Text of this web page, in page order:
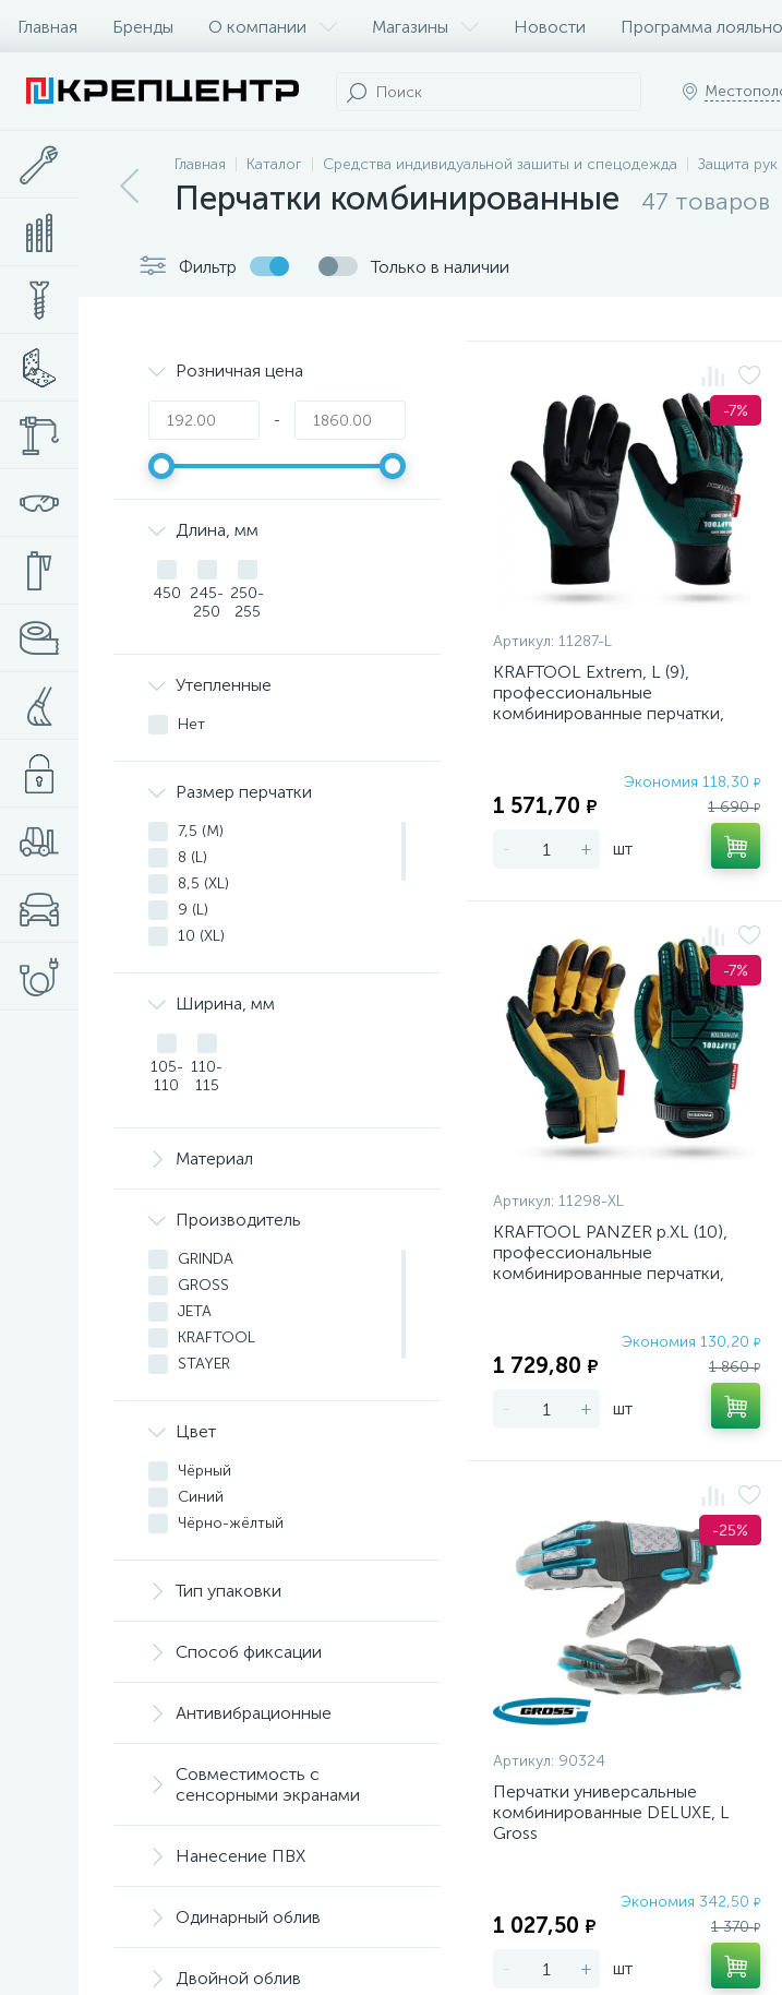
Главная Бренды О компании Магазины Новости Программа
Главная Каталог Средства индивидуальной зашиты и спецодежда Защита рук
Перчатки комбинированные 47 товаров
Фильтр Только в наличии
Розничная цена
-
Длина, мм
450 245-
250
250-
255
Утепленные
Нет
Размер перчатки
7,5 (M)
8 (L)
8,5 (XL)
9 (L)
10 (XL)
М
M
Ширина, мм
105-
110
110-
115
Материал
Производитель
GRINDA
GROSS
JETA
KRAFTOOL
STAYER
Цвет
Чёрный
Синий
Чёрно-жёлтый
Тип упаковки
Способ фиксации
Антивибрационные
Совместимость с
сенсорными экранами
Нанесение ПВХ
Одинарный облив
Двойной облив
-7%
Артикул: 11287-L
KRAFTOOL Extrem, L (9),
профессиональные
комбинированные перчатки,
Экономия 118,30 ₽
1 571,70 ₽ 1 690₽
- + шт
-7%
Артикул: 11298-XL
KRAFTOOL PANZER р.XL (10),
профессиональные
комбинированные перчатки,
Экономия 130,20 ₽
1 729,80 ₽ 1 860₽
- + шт
-25%
Артикул: 90324
Перчатки универсальные
комбинированные DELUXE, L
Gross
Экономия 342,50 ₽
1 027,50 ₽ 1 370₽
- + шт